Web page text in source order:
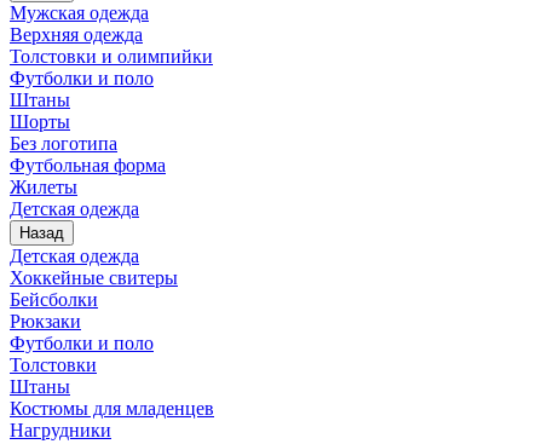
Мужская одежда
Верхняя одежда
Толстовки и олимпийки
Футболки и поло
Штаны
Шорты
Без логотипа
Футбольная форма
Жилеты
Детская одежда
Назад
Детская одежда
Хоккейные свитеры
Бейсболки
Рюкзаки
Футболки и поло
Толстовки
Штаны
Костюмы для младенцев
Нагрудники